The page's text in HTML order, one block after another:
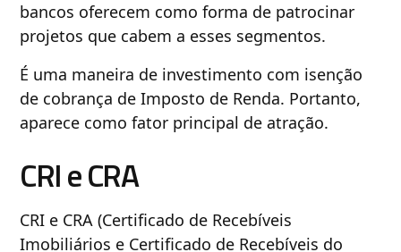
bancos oferecem como forma de patrocinar
projetos que cabem a esses segmentos.
É uma maneira de investimento com isenção
de cobrança de Imposto de Renda. Portanto,
aparece como fator principal de atração.
CRI e CRA
CRI e CRA (Certificado de Recebíveis
Imobiliários e Certificado de Recebíveis do